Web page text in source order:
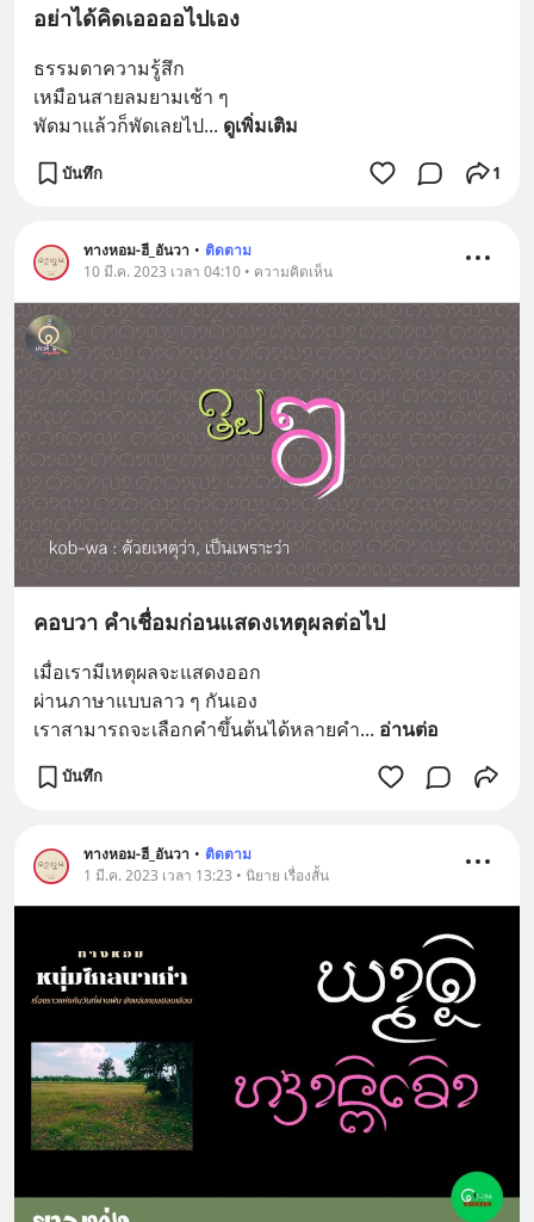
อย่าได้คิดเออออไปเอง
ธรรมดาความรู้สึก
เหมือนสายลมยามเช้า ๆ
พัดมาแล้วก็พัดเลยไป... ดูเพิ่มเติม
บันทึก 1
ทางหอม-ฮี_อันวา • ติดตาม
10 มี.ค. 2023 เวลา 04:10 • ความคิดเห็น
คอบวา คำเชื่อมก่อนแสดงเหตุผลต่อไป
เมื่อเรามีเหตุผลจะแสดงออก
ผ่านภาษาแบบลาว ๆ กันเอง
เราสามารถจะเลือกคำขึ้นต้นได้หลายคำ... อ่านต่อ
บันทึก
ทางหอม-ฮี_อันวา • ติดตาม
1 มี.ค. 2023 เวลา 13:23 • นิยาย เรื่องสั้น